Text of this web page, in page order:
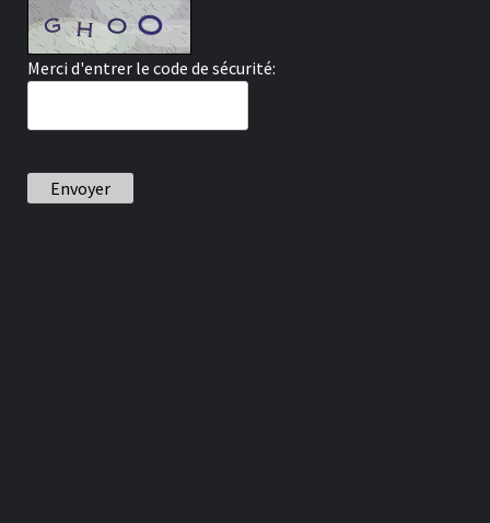
Merci d'entrer le code de sécurité:
Envoyer